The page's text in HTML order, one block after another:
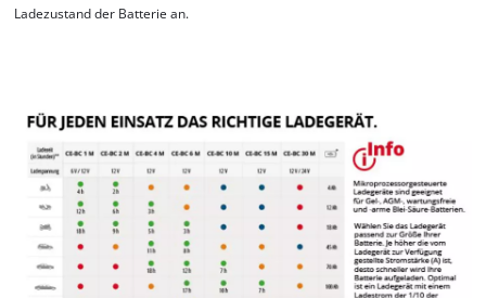
Ladezustand der Batterie an.